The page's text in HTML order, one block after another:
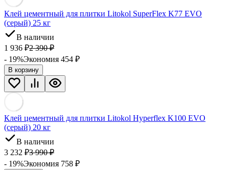
Клей цементный для плитки Litokol SuperFlex K77 EVO
(серый) 25 кг
В наличии
1 936 ₽2 390 ₽
- 19%Экономия 454 ₽
В корзину
Клей цементный для плитки Litokol Hyperflex K100 EVO
(серый) 20 кг
В наличии
3 232 ₽3 990 ₽
- 19%Экономия 758 ₽